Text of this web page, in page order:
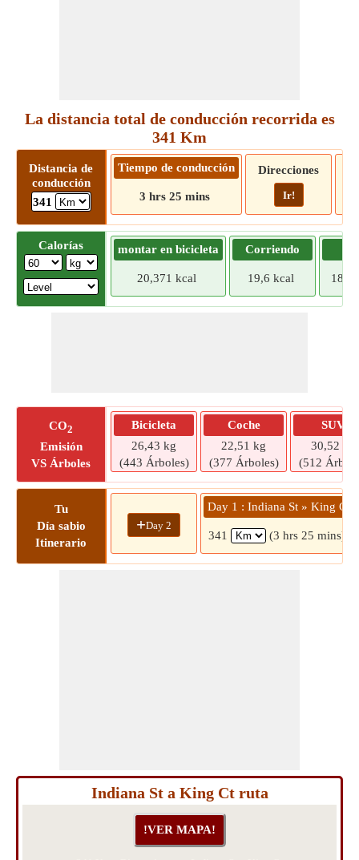
La distancia total de conducción recorrida es
341 Km
Distancia de
conducción
341
Tiempo de conducción
3 hrs 25 mins
Direcciones
Ir!
Calorías montar en bicicleta
20,371 kcal
Corriendo
19,6 kcal
CO2
Emisión
VS Árboles
Bicicleta
26,43 kg
(443 Árboles)
Coche
22,51 kg
(377 Árboles)
SUV
30,52 kg
(512
Tu
Día sabio
Itinerario
+Day 2
Day 1 : Indiana St » King Ct
341 (3 hrs 25 mins)
Indiana St a King Ct ruta